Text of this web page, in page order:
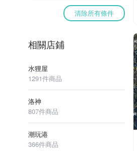
清除所有條件
相關店鋪
水狸屋
1291件商品
洛神
807件商品
潮玩港
366件商品